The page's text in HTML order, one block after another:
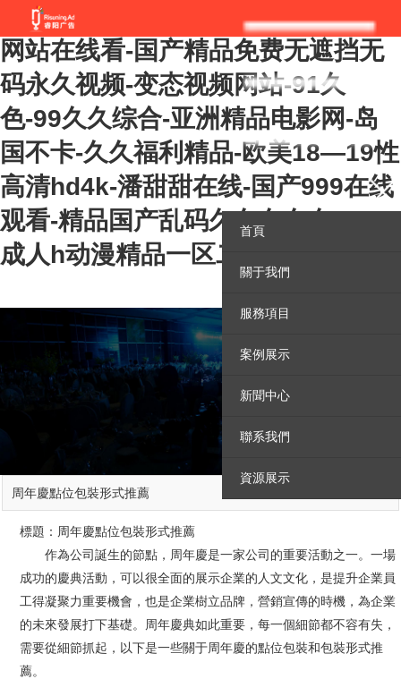
欧美在线一区二区-日本午夜影院-91
网站在线看-国产精品免费无遮挡无
码永久视频-变态视频网站-91久
色-99久久综合-亚洲精品电影网-岛
国不卡-久久福利精品-欧美18—19性
高清hd4k-潘甜甜在线-国产999在线
观看-精品国产乱码久久久久久108-
成人h动漫精品一区二区下载
首頁
關于我們
服務項目
案例展示
新聞中心
聯系我們
資源展示
周年慶點位包裝形式推薦
標題：周年慶點位包裝形式推薦
作為公司誕生的節點，周年慶是一家公司的重要活動之一。一場
成功的慶典活動，可以很全面的展示企業的人文文化，是提升企業員
工得凝聚力重要機會，也是企業樹立品牌，營銷宣傳的時機，為企業
的未來發展打下基礎。周年慶典如此重要，每一個細節都不容有失，
需要從細節抓起，以下是一些關于周年慶的點位包裝和包裝形式推
薦。